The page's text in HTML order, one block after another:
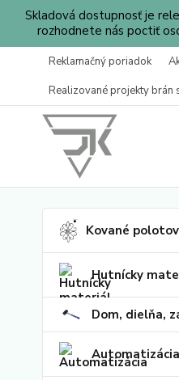
Skladová dostupnosť je
rozhodnete nás poctiť
Reklamačný poriadok
Realizované projekty brán
Kované
Hutnícky
Dom, dielňa,
Automatizácia